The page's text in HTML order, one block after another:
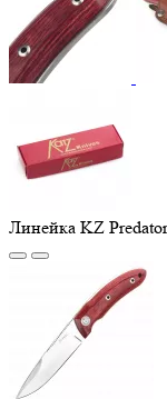
Линейка KZ Predator